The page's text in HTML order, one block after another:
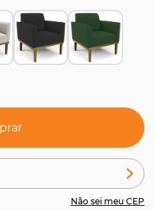
Não sei meu CEP